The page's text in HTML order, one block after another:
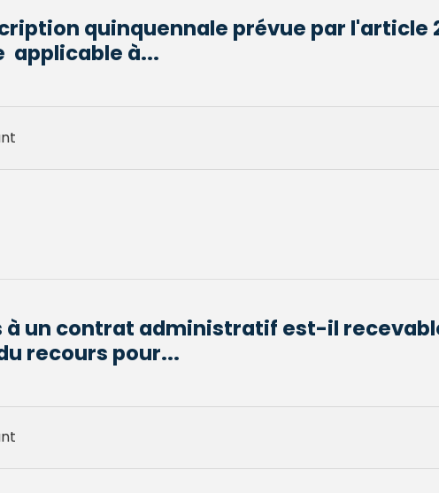
quinquennale prévue par l'article
applicable à...
à un contrat administratif est-il
recours pour...